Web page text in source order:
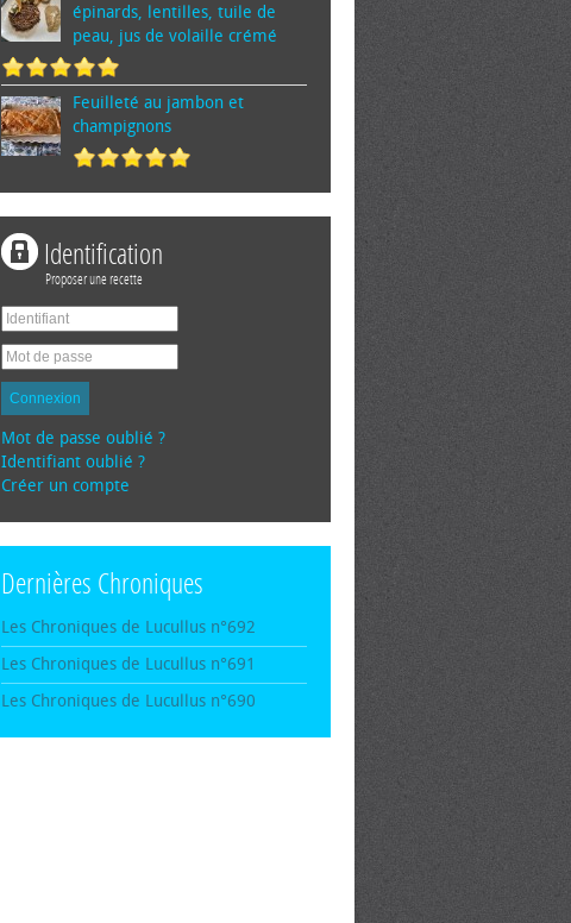
épinards, lentilles, tuile de
peau, jus de volaille crémé
Feuilleté au jambon et
champignons
Identification
Proposer une recette
Connexion
Mot de passe oublié ?
Identifiant oublié ?
Créer un compte
Dernières Chroniques
Les Chroniques de Lucullus n°692
Les Chroniques de Lucullus n°691
Les Chroniques de Lucullus n°690